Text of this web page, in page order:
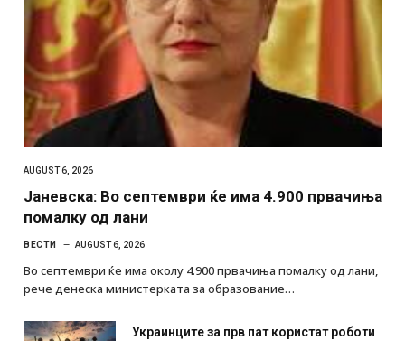
AUGUST 6, 2026
Јаневска: Во септември ќе има 4.900 првачиња
помалку од лани
ВЕСТИ AUGUST 6, 2026
Во септември ќе има околу 4.900 првачиња помалку од лани,
рече денеска министерката за образование…
Украинците за прв пат користат роботи